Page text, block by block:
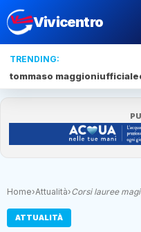
Vivicentro
TRENDING:
tommaso maggioniufficiale
Home›Attualità›Corsi lauree
ATTUALITÀ